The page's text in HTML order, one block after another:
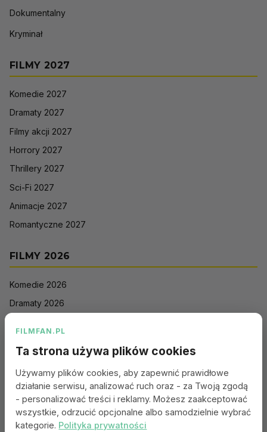
Dokumentalny
Kryminał
FILMY 2027
Komedie 2027
Dramaty 2027
Filmy akcji 2027
Horrory 2027
Thrillery 2027
Sci-Fi 2027
Animacje 2027
Romantyczne 2027
FILMY 2026
Komedie 2026
Dramaty 2026
Sci-Fi 2026
Animacje 2026
Romantyczne 2026
FILMFAN.PL
Ta strona używa plików cookies
Używamy plików cookies, aby zapewnić prawidłowe
działanie serwisu, analizować ruch oraz - za Twoją zgodą
- personalizować treści i reklamy. Możesz zaakceptować
wszystkie, odrzucić opcjonalne albo samodzielnie wybrać
kategorie. Polityka prywatności